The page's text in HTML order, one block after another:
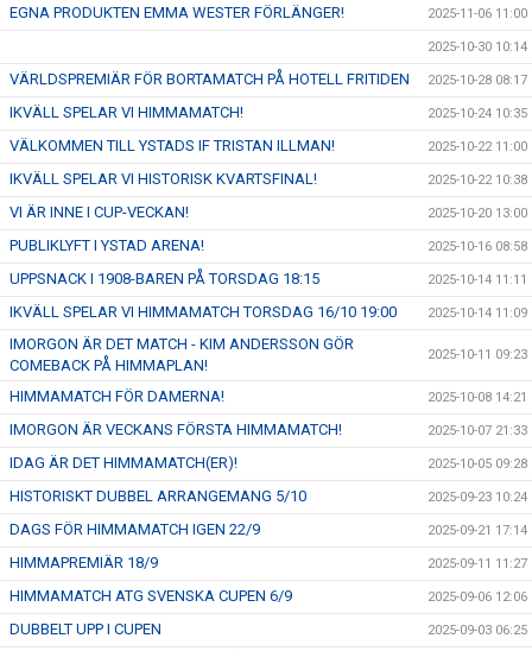
EGNA PRODUKTEN EMMA WESTER FÖRLÄNGER! 2025-11-06 11:00
2025-10-30 10:14
VÄRLDSPREMIÄR FÖR BORTAMATCH PÅ HOTELL FRITIDEN 2025-10-28 08:17
IKVÄLL SPELAR VI HIMMAMATCH! 2025-10-24 10:35
VÄLKOMMEN TILL YSTADS IF TRISTAN ILLMAN! 2025-10-22 11:00
IKVÄLL SPELAR VI HISTORISK KVARTSFINAL! 2025-10-22 10:38
VI ÄR INNE I CUP-VECKAN! 2025-10-20 13:00
PUBLIKLYFT I YSTAD ARENA! 2025-10-16 08:58
UPPSNACK I 1908-BAREN PÅ TORSDAG 18:15 2025-10-14 11:11
IKVÄLL SPELAR VI HIMMAMATCH TORSDAG 16/10 19:00 2025-10-14 11:09
IMORGON ÄR DET MATCH - KIM ANDERSSON GÖR
COMEBACK PÅ HIMMAPLAN!
2025-10-11 09:23
HIMMAMATCH FÖR DAMERNA! 2025-10-08 14:21
IMORGON ÄR VECKANS FÖRSTA HIMMAMATCH! 2025-10-07 21:33
IDAG ÄR DET HIMMAMATCH(ER)! 2025-10-05 09:28
HISTORISKT DUBBEL ARRANGEMANG 5/10 2025-09-23 10:24
DAGS FÖR HIMMAMATCH IGEN 22/9 2025-09-21 17:14
HIMMAPREMIÄR 18/9 2025-09-11 11:27
HIMMAMATCH ATG SVENSKA CUPEN 6/9 2025-09-06 12:06
DUBBELT UPP I CUPEN 2025-09-03 06:25